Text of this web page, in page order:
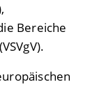
Bereiche